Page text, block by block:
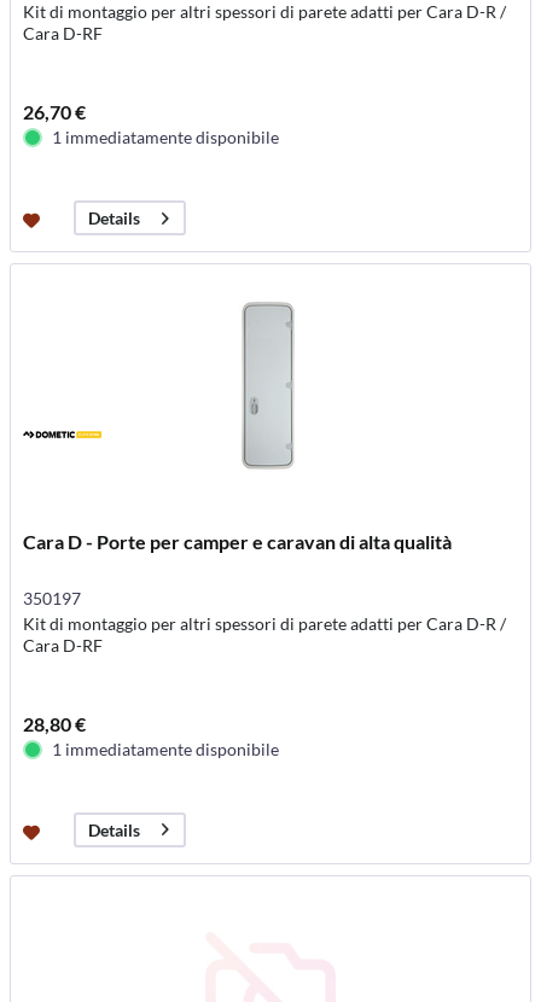
Kit di montaggio per altri spessori di parete adatti per Cara D-R /
Cara D-RF
26,70 €
1 immediatamente disponibile
Details
Cara D - Porte per camper e caravan di alta qualità
350197
Kit di montaggio per altri spessori di parete adatti per Cara D-R /
Cara D-RF
28,80 €
1 immediatamente disponibile
Details